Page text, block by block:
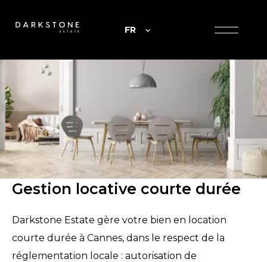
FR
Gestion locative courte durée
Darkstone Estate gère votre bien en location
courte durée à Cannes, dans le respect de la
réglementation locale : autorisation de